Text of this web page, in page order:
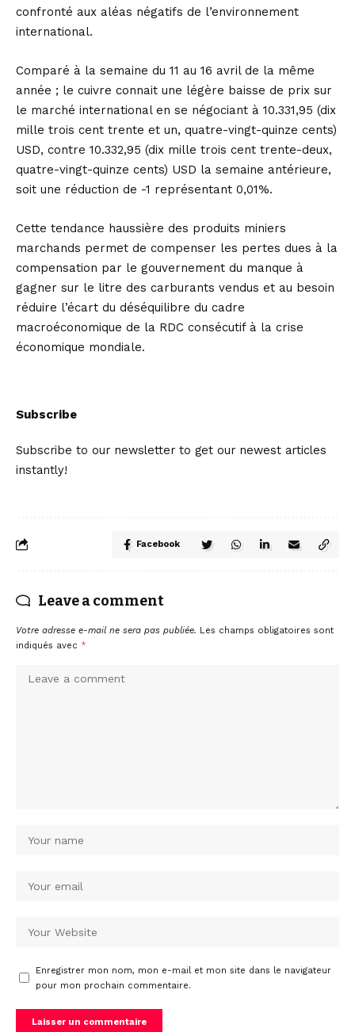
confronté aux aléas négatifs de l’environnement
international.
Comparé à la semaine du 11 au 16 avril de la même
année ; le cuivre connait une légère baisse de prix sur
le marché international en se négociant à 10.331,95 (dix
mille trois cent trente et un, quatre-vingt-quinze cents)
USD, contre 10.332,95 (dix mille trois cent trente-deux,
quatre-vingt-quinze cents) USD la semaine antérieure,
soit une réduction de -1 représentant 0,01%.
Cette tendance haussière des produits miniers
marchands permet de compenser les pertes dues à la
compensation par le gouvernement du manque à
gagner sur le litre des carburants vendus et au besoin
réduire l’écart du déséquilibre du cadre
macroéconomique de la RDC consécutif à la crise
économique mondiale.
Subscribe
Subscribe to our newsletter to get our newest articles
instantly!
Facebook
Leave a comment
Votre adresse e-mail ne sera pas publiée. Les champs obligatoires sont
indiqués avec *
Enregistrer mon nom, mon e-mail et mon site dans le navigateur
pour mon prochain commentaire.